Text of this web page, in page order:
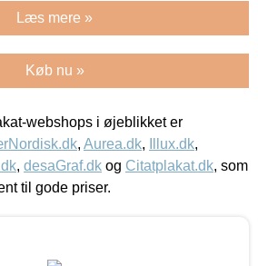
Læs mere »
Køb nu »
webshops i øjeblikket er
, Aurea.dk, Illux.dk,
, desaGraf.dk og Citatplakat.dk, som
til gode priser.